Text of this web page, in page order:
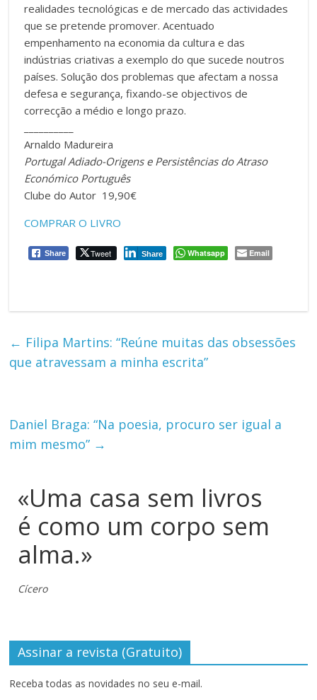
realidades tecnológicas e de mercado das actividades
que se pretende promover. Acentuado
empenhamento na economia da cultura e das
indústrias criativas a exemplo do que sucede noutros
países. Solução dos problemas que afectam a nossa
defesa e segurança, fixando-se objectivos de
correcção a médio e longo prazo.
Arnaldo Madureira
Portugal Adiado-Origens e Persistências do Atraso
Económico Português
Clube do Autor 19,90€
COMPRAR O LIVRO
Share Tweet Share Whatsapp Email
← Filipa Martins: “Reúne muitas das obsessões
que atravessam a minha escrita”
Daniel Braga: “Na poesia, procuro ser igual a
mim mesmo” →
«Uma casa sem livros
é como um corpo sem
alma.»
Cícero
Assinar a revista (Gratuito)
Receba todas as novidades no seu e-mail.